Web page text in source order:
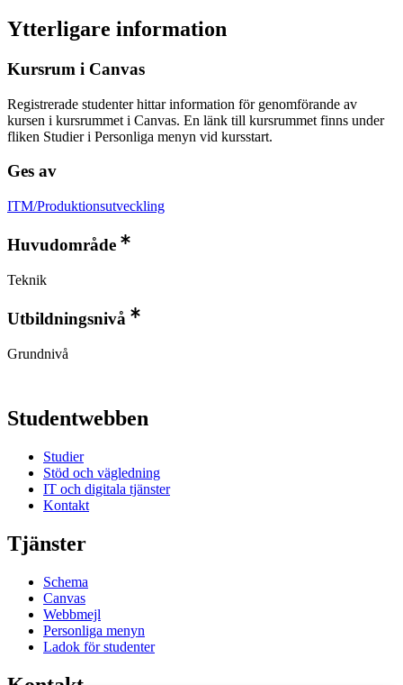
Ytterligare information
Kursrum i Canvas
Registrerade studenter hittar information för genomförande av
kursen i kursrummet i Canvas. En länk till kursrummet finns under
fliken Studier i Personliga menyn vid kursstart.
Ges av
ITM/Produktionsutveckling
Huvudområde
Teknik
Utbildningsnivå
Grundnivå
Studentwebben
Studier
Stöd och vägledning
IT och digitala tjänster
Kontakt
Tjänster
Schema
Canvas
Webbmejl
Personliga menyn
Ladok för studenter